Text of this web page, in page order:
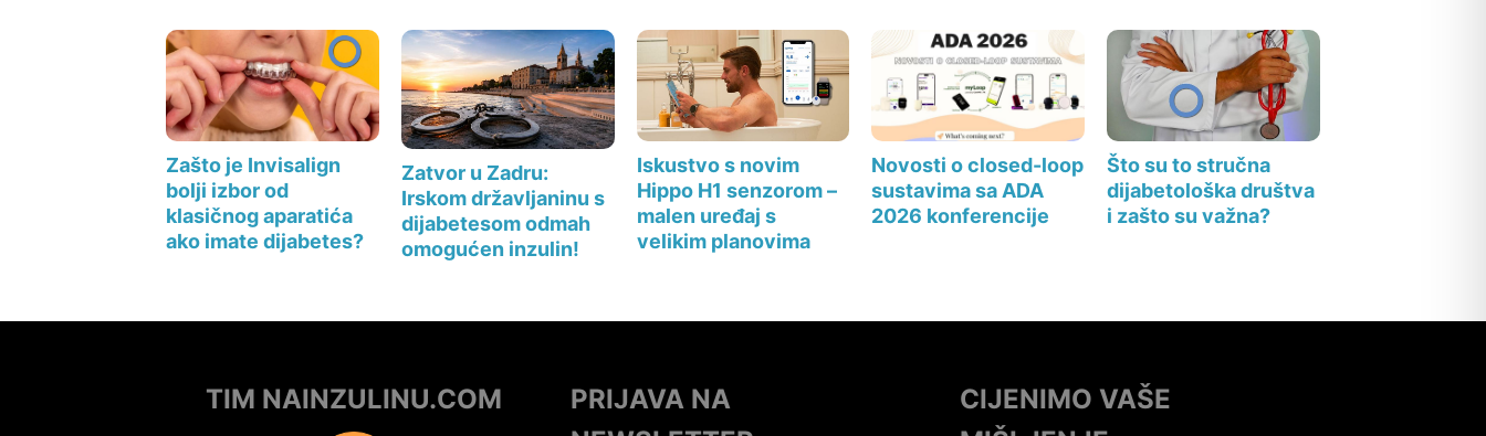
Zašto je Invisalign
bolji izbor od
klasičnog aparatića
ako imate dijabetes?
Zatvor u Zadru:
Irskom državljaninu s
dijabetesom odmah
omogućen inzulin!
Iskustvo s novim
Hippo H1 senzorom –
malen uređaj s
velikim planovima
Novosti o closed-loop
sustavima sa ADA
2026 konferencije
Što su to stručna
dijabetološka društva
i zašto su važna?
TIM NAINZULINU.COM
PRIJAVA NA
CIJENIMO VAŠE